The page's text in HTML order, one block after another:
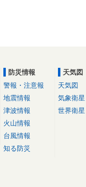
防災情報
警報・注意報
地震情報
津波情報
火山情報
台風情報
知る防災
天気図
天気図
気象衛星
世界衛星